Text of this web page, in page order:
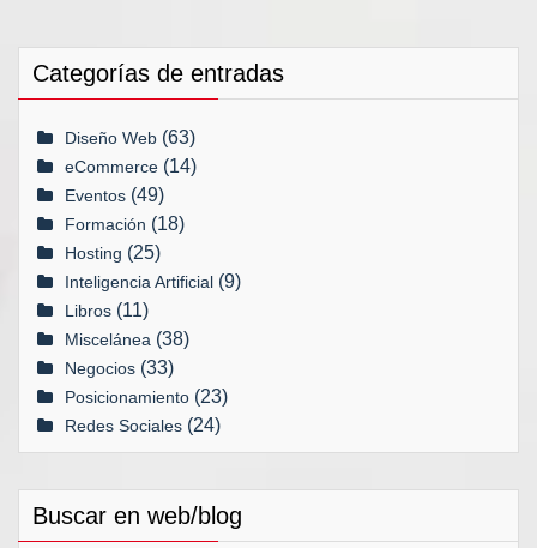
Categorías de entradas
Diseño Web (63)
eCommerce (14)
Eventos (49)
Formación (18)
Hosting (25)
Inteligencia Artificial (9)
Libros (11)
Miscelánea (38)
Negocios (33)
Posicionamiento (23)
Redes Sociales (24)
Buscar en web/blog